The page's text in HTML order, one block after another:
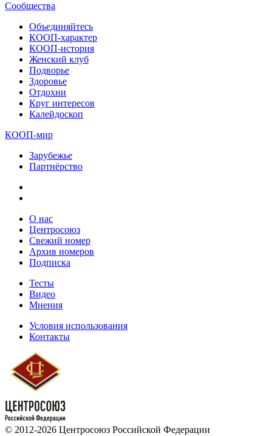
Сообщества
Объединяйтесь
КООП-характер
КООП-история
Женский клуб
Подворье
Здоровье
Отдохни
Круг интересов
Калейдоскоп
КООП-мир
Зарубежье
Партнёрство
О нас
Центросоюз
Свежий номер
Архив номеров
Подписка
Тесты
Видео
Мнения
Условия использования
Контакты
© 2012-2026 Центросоюз Российской Федерации